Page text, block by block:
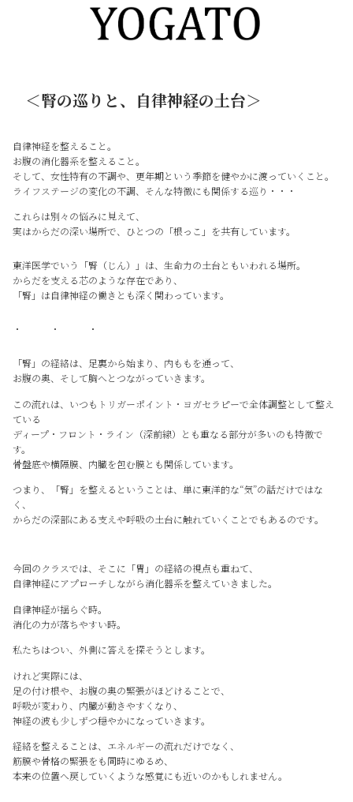
＜腎の巡りと、自律神経の土台＞
自律神経を整えること。
お腹の消化器系を整えること。
そして、女性特有の不調や、更年期という季節を健やかに渡っていくこと。
ライフステージの変化の不調、そんな特徴にも関係する巡り・・・
これらは別々の悩みに見えて、
実はからだの深い場所で、ひとつの「根っこ」を共有しています。
東洋医学でいう「腎（じん）」は、生命力の土台ともいわれる場所。
からだを支える芯のような存在であり、
「腎」は自律神経の働きとも深く関わっています。
・ ・ ・
「腎」の経絡は、足裏から始まり、内ももを通って、
お腹の奥、そして胸へとつながっていきます。
この流れは、いつもトリガーポイント・ヨガセラピーで全体調整として整え
ている
ディープ・フロント・ライン（深前線）とも重なる部分が多いのも特徴で
す。
骨盤底や横隔膜、内臓を包む膜とも関係しています。
つまり、「腎」を整えるということは、単に東洋的な“気”の話だけではな
く、
からだの深部にある支えや呼吸の土台に触れていくことでもあるのです。
今回のクラスでは、そこに「胃」の経絡の視点も重ねて、
自律神経にアプローチしながら消化器系を整えていきました。
自律神経が揺らぐ時。
消化の力が落ちやすい時。
私たちはつい、外側に答えを探そうとします。
けれど実際には、
足の付け根や、お腹の奥の緊張がほどけることで、
呼吸が変わり、内臓が動きやすくなり、
神経の波も少しずつ穏やかになっていきます。
経絡を整えることは、エネルギーの流れだけでなく、
筋膜や骨格の緊張をも同時にゆるめ、
本来の位置へ戻していくような感覚にも近いのかもしれません。